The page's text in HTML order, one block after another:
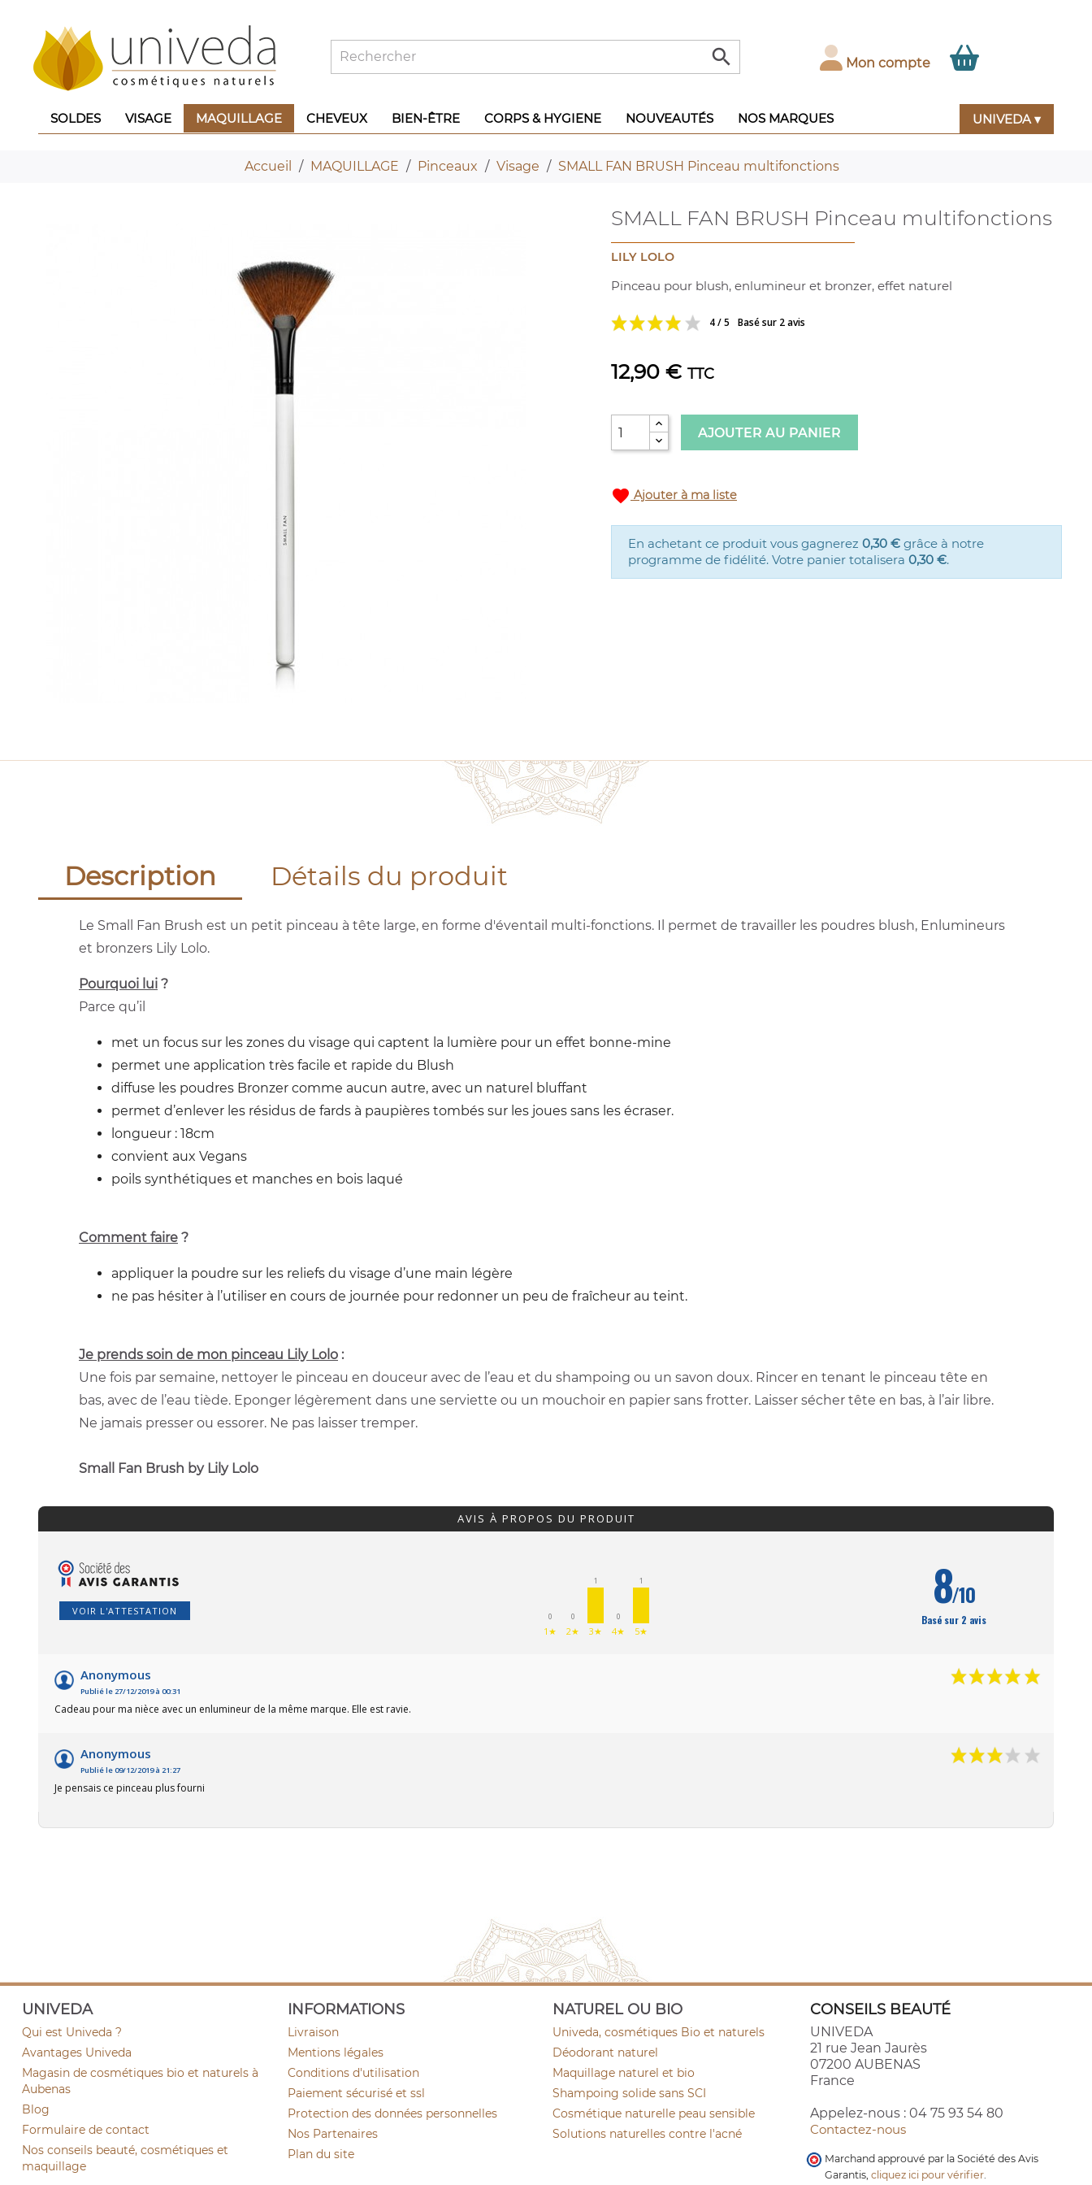
 Mon compte
SOLDES VISAGE MAQUILLAGE CHEVEUX BIEN-ÊTRE CORPS & HYGIENE NOUVEAUTÉS NOS MARQUES UNIVEDA ▾
Accueil MAQUILLAGE Pinceaux Visage SMALL FAN BRUSH Pinceau multifonctions
SMALL FAN BRUSH Pinceau multifonctions
LILY LOLO
Pinceau pour blush, enlumineur et bronzer, effet naturel
4 / 5 Basé sur 2 avis
12,90 € TTC
AJOUTER AU PANIER
favorite Ajouter à ma liste
En achetant ce produit vous gagnerez 0,30 € grâce à notre
programme de fidélité. Votre panier totalisera 0,30 €.
Description Détails du produit
Le Small Fan Brush est un petit pinceau à tête large, en forme d'éventail multi-fonctions. Il permet de travailler les poudres blush, Enlumineurs
et bronzers Lily Lolo.
Pourquoi lui ?
Parce qu’il
met un focus sur les zones du visage qui captent la lumière pour un effet bonne-mine
permet une application très facile et rapide du Blush
diffuse les poudres Bronzer comme aucun autre, avec un naturel bluffant
permet d’enlever les résidus de fards à paupières tombés sur les joues sans les écraser.
longueur : 18cm
convient aux Vegans
poils synthétiques et manches en bois laqué
Comment faire ?
appliquer la poudre sur les reliefs du visage d’une main légère
ne pas hésiter à l’utiliser en cours de journée pour redonner un peu de fraîcheur au teint.
Je prends soin de mon pinceau Lily Lolo :
Une fois par semaine, nettoyer le pinceau en douceur avec de l’eau et du shampoing ou un savon doux. Rincer en tenant le pinceau tête en
bas, avec de l’eau tiède. Eponger légèrement dans une serviette ou un mouchoir en papier sans frotter. Laisser sécher tête en bas, à l’air libre.
Ne jamais presser ou essorer. Ne pas laisser tremper.
Small Fan Brush by Lily Lolo
AVIS À PROPOS DU PRODUIT
VOIR L'ATTESTATION 0
1★
0
2★
1
3★
0
4★
1
5★
8/10
Basé sur 2 avis
Anonymous
Publié le 27/12/2019 à 00:31
Cadeau pour ma nièce avec un enlumineur de la même marque. Elle est ravie.
Anonymous
Publié le 09/12/2019 à 21:27
Je pensais ce pinceau plus fourni
UNIVEDA
Qui est Univeda ?
Avantages Univeda
Magasin de cosmétiques bio et naturels à
Aubenas
Blog
Formulaire de contact
Nos conseils beauté, cosmétiques et
maquillage
INFORMATIONS
Livraison
Mentions légales
Conditions d'utilisation
Paiement sécurisé et ssl
Protection des données personnelles
Nos Partenaires
Plan du site
NATUREL OU BIO
Univeda, cosmétiques Bio et naturels
Déodorant naturel
Maquillage naturel et bio
Shampoing solide sans SCI
Cosmétique naturelle peau sensible
Solutions naturelles contre l'acné
CONSEILS BEAUTÉ
UNIVEDA
21 rue Jean Jaurès
07200 AUBENAS
France
Appelez-nous : 04 75 93 54 80
Contactez-nous
Marchand approuvé par la Société des Avis
Garantis, cliquez ici pour vérifier.